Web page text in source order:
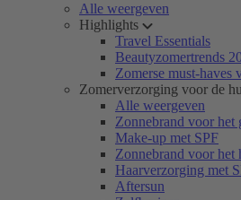
Alle weergeven
Highlights
Travel Essentials
Beautyzomertrends
Zomerse must-haves
Zomerverzorging voor de
Alle weergeven
Zonnebrand voor het
Make-up met SPF
Zonnebrand voor het
Haarverzorging met
Aftersun